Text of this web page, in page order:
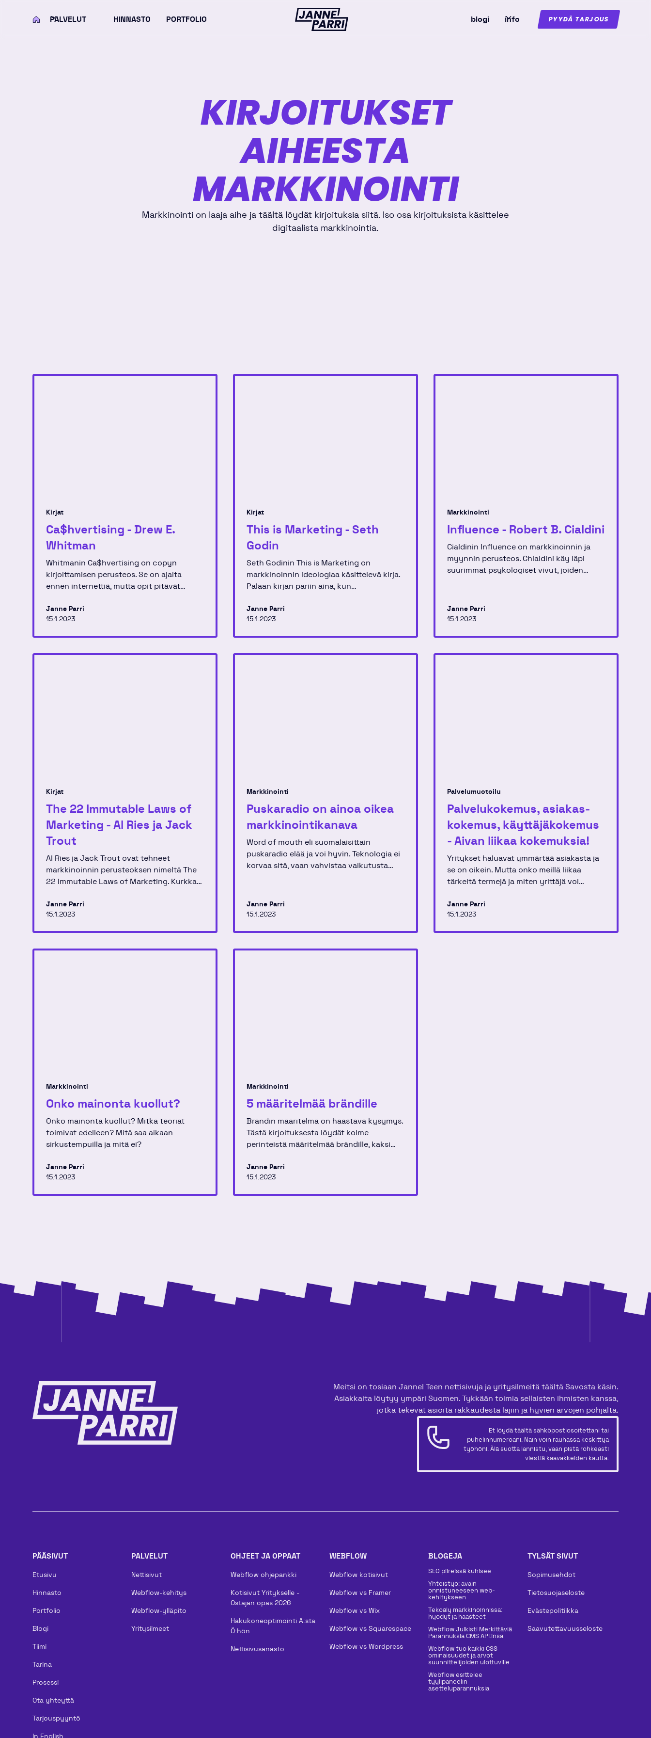
PALVELUT HINNASTO
PORTFOLIO
blogi info PYYDÄ TARJOUS
KIRJOITUKSET
AIHEESTA
MARKKINOINTI
Markkinointi on laaja aihe ja täältä löydät kirjoituksia siitä. Iso osa kirjoituksista käsittelee
digitaalista markkinointia.
Kirjat
Ca$hver­tising - Drew E.
Whitman
Whitmanin Ca$hvertising on copyn
kirjoittamisen perusteos. Se on ajalta
ennen internettiä, mutta opit pitävät
Janne Parri
15.1.2023
Kirjat
This is Marketing - Seth
Godin
Seth Godinin This is Marketing on
markkinoinnin ideologiaa käsittelevä kirja.
Palaan kirjan pariin aina, kun
tarpeellisuutta maailmassa.
Janne Parri
15.1.2023
Markkinointi
Influence - Robert B. Cialdini
Cialdinin Influence on markkinoinnin ja
myynnin perusteos. Chialdini käy läpi
suurimmat psykologiset vivut, joiden
Janne Parri
15.1.2023
Kirjat
The 22 Immutable Laws of
Marketing - Al Ries ja Jack
Trout
Al Ries ja Jack Trout ovat tehneet
markkinoinnin perusteoksen nimeltä The
22 Immutable Laws of Marketing. Kurkkaa
Janne Parri
15.1.2023
Markkinointi
Puskaradio on ainoa oikea
markkinointi­kanava
Word of mouth eli suomalaisittain
puskaradio elää ja voi hyvin. Teknologia ei
korvaa sitä, vaan vahvistaa vaikutusta
Janne Parri
15.1.2023
Palvelumuotoilu
Palvelu­­kokemus, asiakas­
kokemus, käyttäjä­kokemus
- Aivan liikaa kokemuksia!
Yritykset haluavat ymmärtää asiakasta ja
se on oikein. Mutta onko meillä liikaa
tärkeitä termejä ja miten yrittäjä voi
Janne Parri
15.1.2023
Markkinointi
Onko mainonta kuollut?
Onko mainonta kuollut? Mitkä teoriat
toimivat edelleen? Mitä saa aikaan
sirkustempuilla ja mitä ei?
Janne Parri
15.1.2023
Markkinointi
5 määritelmää brändille
Brändin määritelmä on haastava kysymys.
Tästä kirjoituksesta löydät kolme
perinteistä määritelmää brändille, kaksi
brändi ei ole.
Janne Parri
15.1.2023
Meitsi on tosiaan Janne! Teen nettisivuja ja yritysilmeitä täältä Savosta käsin.
Asiakkaita löytyy ympäri Suomen. Tykkään toimia sellaisten ihmisten kanssa,
jotka tekevät asioita rakkaudesta lajiin ja hyvien arvojen pohjalta.
Et löydä täältä sähköpostiosoitettani tai
puhelinnumeroani. Näin voin rauhassa keskittyä
työhöni. Älä suotta lannistu, vaan pistä rohkeasti
viestiä kaavakkeiden kautta.
PÄÄSIVUT
Etusivu
Hinnasto
Portfolio
Blogi
Tiimi
Tarina
Prosessi
Ota yhteyttä
Tarjouspyyntö
In English
PALVELUT
Nettisivut
Webflow-kehitys
Webflow-ylläpito
Yritysilmeet
OHJEET JA OPPAAT
Webflow ohjepankki
Kotisivut Yritykselle -
Ostajan opas 2026
Hakukoneoptimointi A:sta
Ö:hön
Nettisivusanasto
WEBFLOW
Webflow kotisivut
Webflow vs Framer
Webflow vs Wix
Webflow vs Squarespace
Webflow vs Wordpress
BLOGEJA
SEO piireissä kuhisee
Yhteistyö: avain
onnistuneeseen web-
kehitykseen
Tekoäly markkinoinnissa:
hyödyt ja haasteet
Webflow Julkisti Merkittäviä
Parannuksia CMS API:insa
Webflow tuo kaikki CSS-
ominaisuudet ja arvot
suunnittelijoiden ulottuville
Webflow esittelee
tyylipaneelin
asetteluparannuksia
TYLSÄT SIVUT
Sopimusehdot
Tietosuojaseloste
Evästepolitiikka
Saavutettavuusseloste